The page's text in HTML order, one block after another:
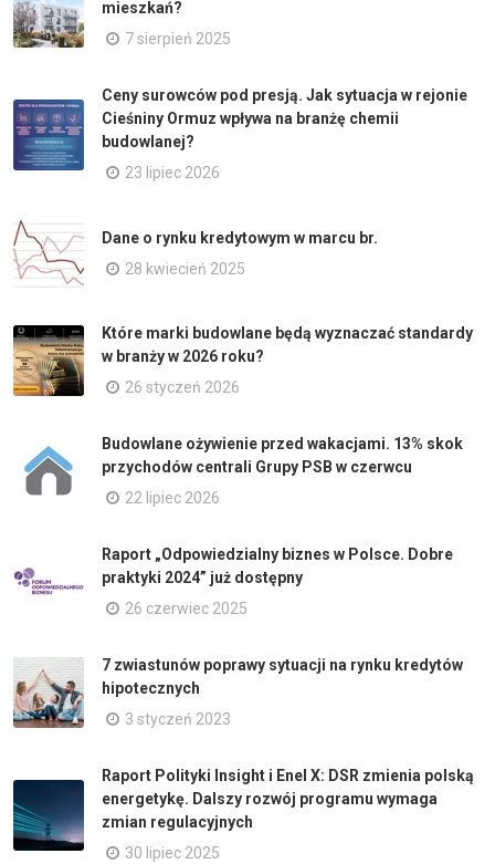
mieszkań?
7 sierpień 2025
Ceny surowców pod presją. Jak sytuacja w rejonie
Cieśniny Ormuz wpływa na branżę chemii
budowlanej?
23 lipiec 2026
Dane o rynku kredytowym w marcu br.
28 kwiecień 2025
Które marki budowlane będą wyznaczać standardy
w branży w 2026 roku?
26 styczeń 2026
Budowlane ożywienie przed wakacjami. 13% skok
przychodów centrali Grupy PSB w czerwcu
22 lipiec 2026
Raport „Odpowiedzialny biznes w Polsce. Dobre
praktyki 2024” już dostępny
26 czerwiec 2025
7 zwiastunów poprawy sytuacji na rynku kredytów
hipotecznych
3 styczeń 2023
Raport Polityki Insight i Enel X: DSR zmienia polską
energetykę. Dalszy rozwój programu wymaga
zmian regulacyjnych
30 lipiec 2025